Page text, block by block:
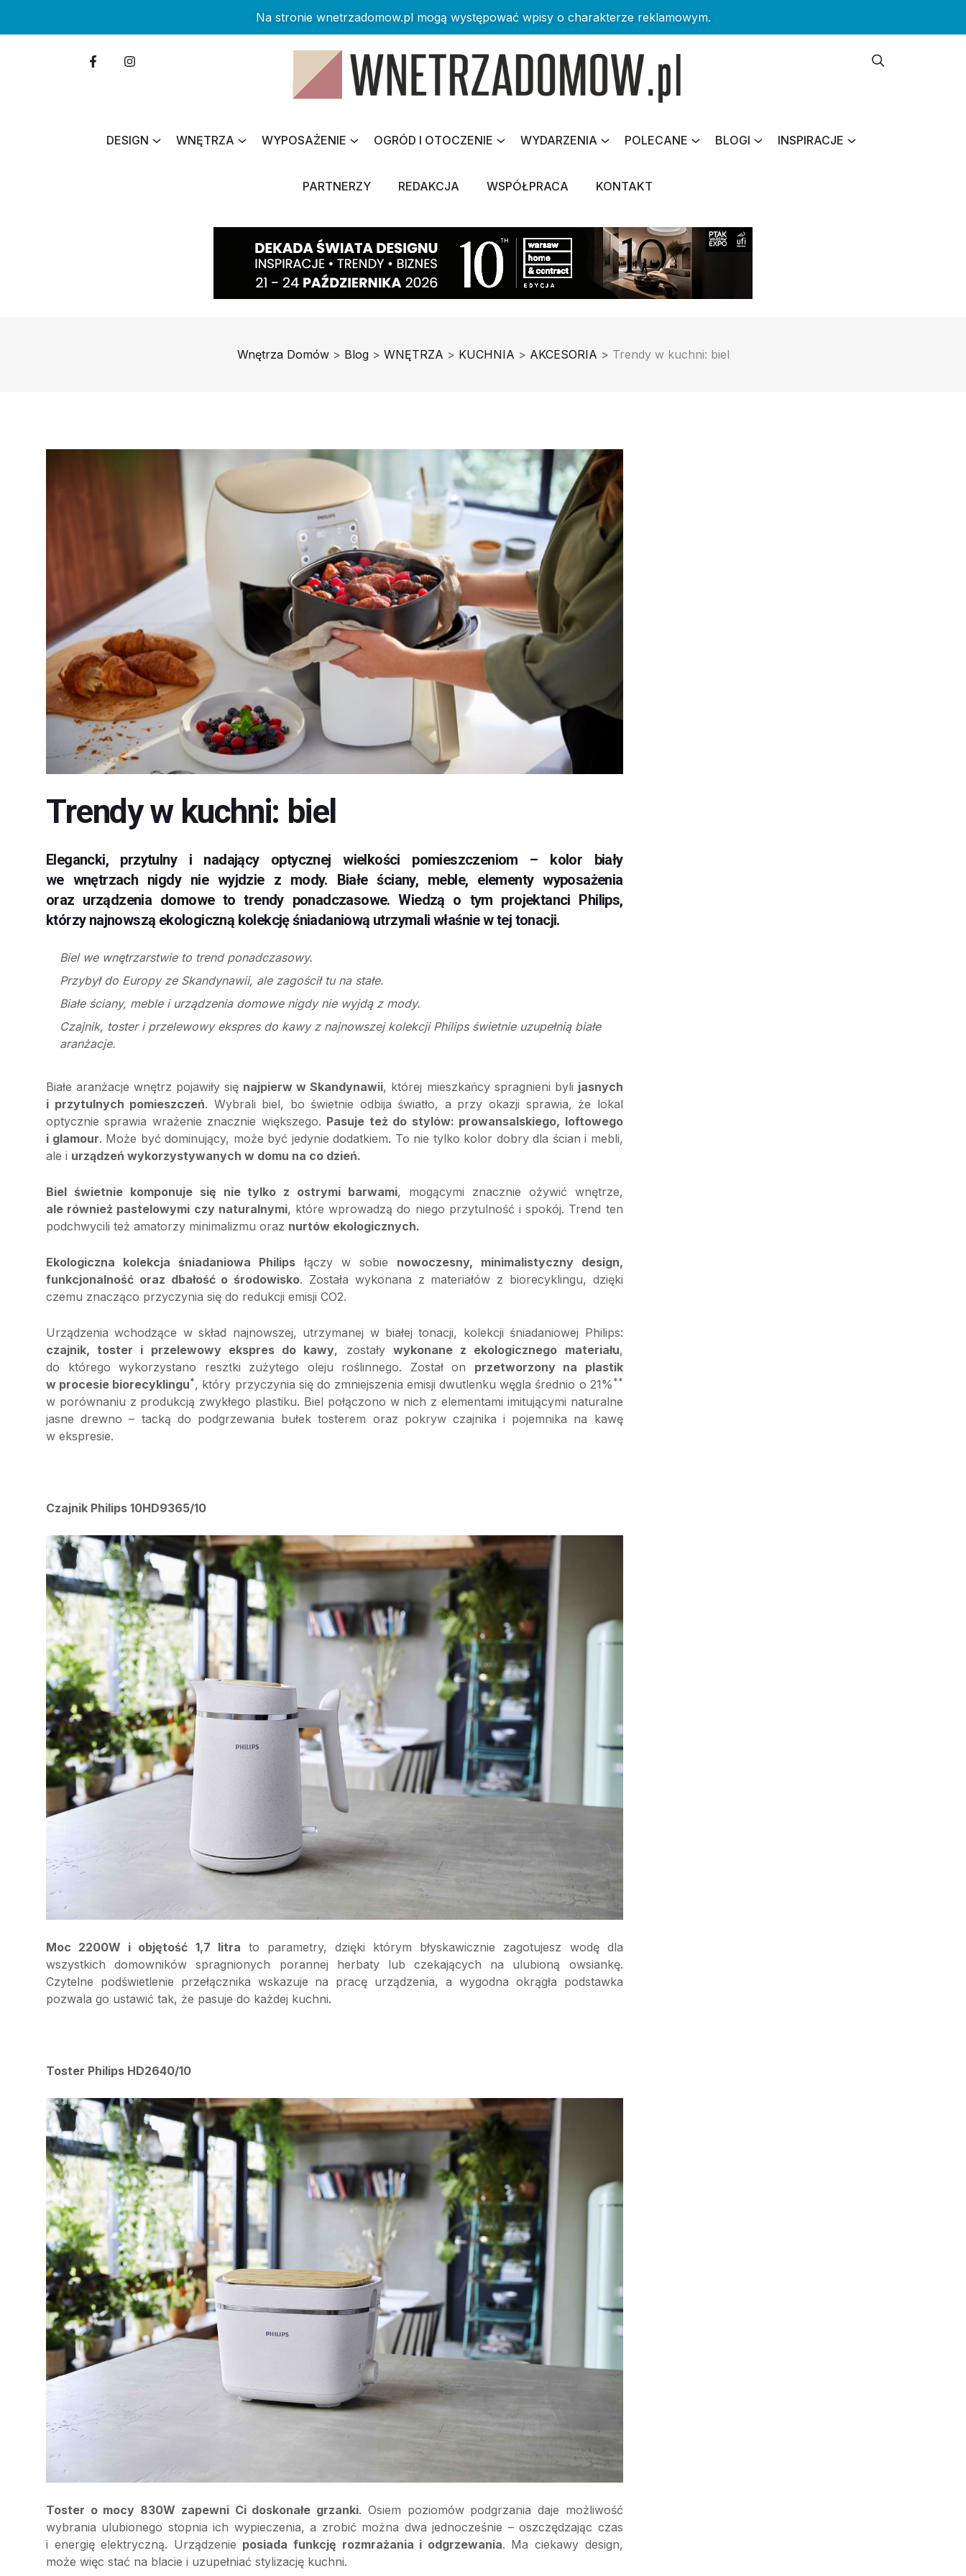
Na stronie wnetrzadomow.pl mogą występować wpisy o charakterze reklamowym.
DESIGN WNĘTRZA WYPOSAŻENIE OGRÓD I OTOCZENIE WYDARZENIA POLECANE BLOGI INSPIRACJE
PARTNERZY REDAKCJA WSPÓŁPRACA KONTAKT
Wnętrza Domów > Blog > WNĘTRZA > KUCHNIA > AKCESORIA > Trendy w kuchni: biel
Trendy w kuchni: biel
Elegancki, przytulny i nadający optycznej wielkości pomieszczeniom – kolor biały
we wnętrzach nigdy nie wyjdzie z mody. Białe ściany, meble, elementy wyposażenia
oraz urządzenia domowe to trendy ponadczasowe. Wiedzą o tym projektanci Philips,
którzy najnowszą ekologiczną kolekcję śniadaniową utrzymali właśnie w tej tonacji.
Biel we wnętrzarstwie to trend ponadczasowy.
Przybył do Europy ze Skandynawii, ale zagościł tu na stałe.
Białe ściany, meble i urządzenia domowe nigdy nie wyjdą z mody.
Czajnik, toster i przelewowy ekspres do kawy z najnowszej kolekcji Philips świetnie uzupełnią białe
aranżacje.
Białe aranżacje wnętrz pojawiły się najpierw w Skandynawii, której mieszkańcy spragnieni byli jasnych
i przytulnych pomieszczeń. Wybrali biel, bo świetnie odbija światło, a przy okazji sprawia, że lokal
optycznie sprawia wrażenie znacznie większego. Pasuje też do stylów: prowansalskiego, loftowego
i glamour. Może być dominujący, może być jedynie dodatkiem. To nie tylko kolor dobry dla ścian i mebli,
ale i urządzeń wykorzystywanych w domu na co dzień.
Biel świetnie komponuje się nie tylko z ostrymi barwami, mogącymi znacznie ożywić wnętrze,
ale również pastelowymi czy naturalnymi, które wprowadzą do niego przytulność i spokój. Trend ten
podchwycili też amatorzy minimalizmu oraz nurtów ekologicznych.
Ekologiczna kolekcja śniadaniowa Philipsłączy w sobie nowoczesny, minimalistyczny design,
funkcjonalność oraz dbałość o środowisko. Została wykonana z materiałów z biorecyklingu, dzięki
czemu znacząco przyczynia się do redukcji emisji CO2.
Urządzenia wchodzące w skład najnowszej, utrzymanej w białej tonacji, kolekcji śniadaniowej Philips:
czajnik, toster i przelewowy ekspres do kawy, zostały wykonane z ekologicznego materiału,
do którego wykorzystano resztki zużytego oleju roślinnego. Został on przetworzony na plastik
w procesie biorecyklingu*, który przyczynia się do zmniejszenia emisji dwutlenku węgla średnio o 21% **
w porównaniu z produkcją zwykłego plastiku. Biel połączono w nich z elementami imitującymi naturalne
jasne drewno – tacką do podgrzewania bułek tosterem oraz pokryw czajnika i pojemnika na kawę
w ekspresie.
Czajnik Philips 10HD9365/10
Moc 2200W i objętość 1,7 litra to parametry, dzięki którym błyskawicznie zagotujesz wodę dla
wszystkich domowników spragnionych porannej herbaty lub czekających na ulubioną owsiankę.
Czytelne podświetlenie przełącznika wskazuje na pracę urządzenia, a wygodna okrągła podstawka
pozwala go ustawić tak, że pasuje do każdej kuchni.
Toster Philips HD2640/10
Toster o mocy 830W zapewni Ci doskonałe grzanki. Osiem poziomów podgrzania daje możliwość
wybrania ulubionego stopnia ich wypieczenia, a zrobić można dwa jednocześnie – oszczędzając czas
i energię elektryczną. Urządzenie posiada funkcję rozmrażania i odgrzewania. Ma ciekawy design,
może więc stać na blacie i uzupełniać stylizację kuchni.